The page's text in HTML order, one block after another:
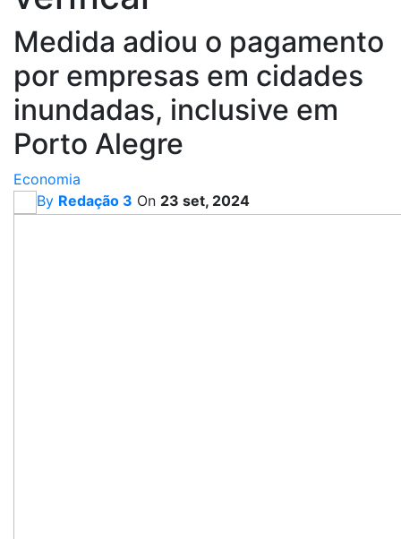
Medida adiou o pagamento
por empresas em cidades
inundadas, inclusive em
Porto Alegre
Economia
By Redação 3 On 23 set, 2024